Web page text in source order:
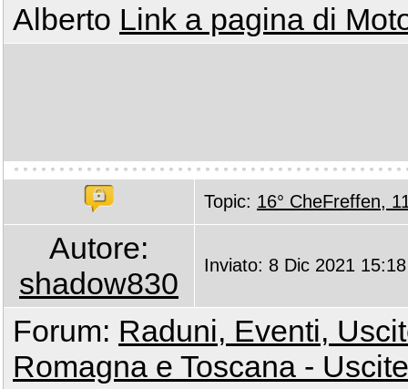
Alberto Link a pagina di
Topic: 16° CheFreffen,
Autore:
shadow830
Inviato: 8 Dic 2021 15:18
Forum: Raduni, Eventi,
Romagna e Toscana -